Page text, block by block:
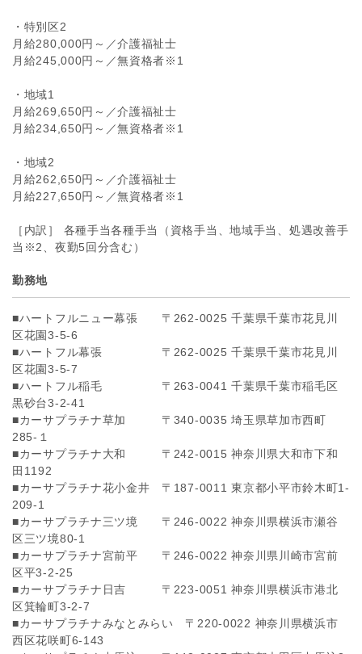
・特別区2
月給280,000円～／介護福祉士
月給245,000円～／無資格者※1
・地域1
月給269,650円～／介護福祉士
月給234,650円～／無資格者※1
・地域2
月給262,650円～／介護福祉士
月給227,650円～／無資格者※1
［内訳］ 各種手当各種手当（資格手当、地域手当、処遇改善手
当※2、夜勤5回分含む）
勤務地
■ハートフルニュー幕張 〒262-0025 千葉県千葉市花見川
区花園3-5-6
■ハートフル幕張 〒262-0025 千葉県千葉市花見川
区花園3-5-7
■ハートフル稲毛 〒263-0041 千葉県千葉市稲毛区
黒砂台3-2-41
■カーサプラチナ草加 〒340-0035 埼玉県草加市西町
285-１
■カーサプラチナ大和 〒242-0015 神奈川県大和市下和
田1192
■カーサプラチナ花小金井 〒187-0011 東京都小平市鈴木町1-
209-1
■カーサプラチナ三ツ境 〒246-0022 神奈川県横浜市瀬谷
区三ツ境80-1
■カーサプラチナ宮前平 〒246-0022 神奈川県川崎市宮前
区平3-2-25
■カーサプラチナ日吉 〒223-0051 神奈川県横浜市港北
区箕輪町3-2-7
■カーサプラチナみなとみらい 〒220-0022 神奈川県横浜市
西区花咲町6-143